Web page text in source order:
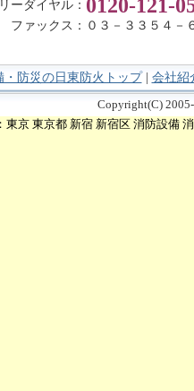
ーダイヤル： 0120-121-
ファックス： ０３－３３５４－
・防災の日東防火トップ| 会社紹
Copyright(C)
東京 東京都 新宿 新宿区 消防設備